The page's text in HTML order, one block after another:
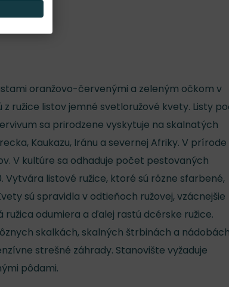
oranžovo-červenými a zeleným očkom v
ružice listov jemné svetloružové kvety. Listy
sa prirodzene vyskytuje na skalnatých
Kaukazu, Iránu a severnej Afriky. V prírode
V kultúre sa odhaduje počet pestovaných
Vytvára listové ružice, ktoré sú rôzne sfarbené,
sú spravidla v odtieňoch ružovej, vzácnejšie
odumiera a ďalej rastú dcérske ružice.
skalkách, skalných štrbinách a
strešné záhrady. Stanovište vyžaduje
pôdami.